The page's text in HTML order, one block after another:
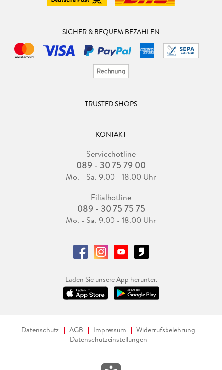
SICHER & BEQUEM BEZAHLEN
TRUSTED SHOPS
KONTAKT
Servicehotline
089 - 30 75 79 00
Mo. - Sa. 9.00 - 18.00 Uhr
Filialhotline
089 - 30 75 75 75
Mo. - Sa. 9.00 - 18.00 Uhr
Laden Sie unsere App herunter.
Datenschutz AGB Impressum
Widerrufsbelehrung
Datenschutzeinstellungen